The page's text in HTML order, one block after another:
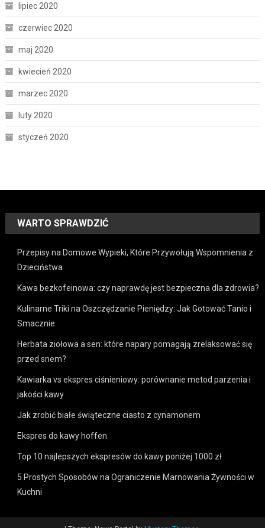
lipiec 2020
czerwiec 2020
maj 2020
kwiecień 2020
marzec 2020
luty 2020
styczeń 2020
WARTO SPRAWDZIĆ
Przepisy na Domowe Wypieki, Które Przywołują Wspomnienia z
Dzieciństwa
Kawa bezkofeinowa: czy naprawdę jest bezpieczna dla zdrowia?
Kulinarne Triki na Oszczędzanie Pieniędzy: Jak Gotować Tanio i
Smacznie
Herbata ziołowa a sen: które napary pomagają zrelaksować się
przed snem?
Kawiarka vs ekspres ciśnieniowy: porównanie metod parzenia i
jakości kawy
Jak zrobić białe świąteczne ciasto z cynamonem
Ekspres do kawy hoffen
Top 10 najlepszych ekspresów do kawy poniżej 1000 zł
5 Prostych Sposobów na Ograniczenie Marnowania Żywności w
Kuchni